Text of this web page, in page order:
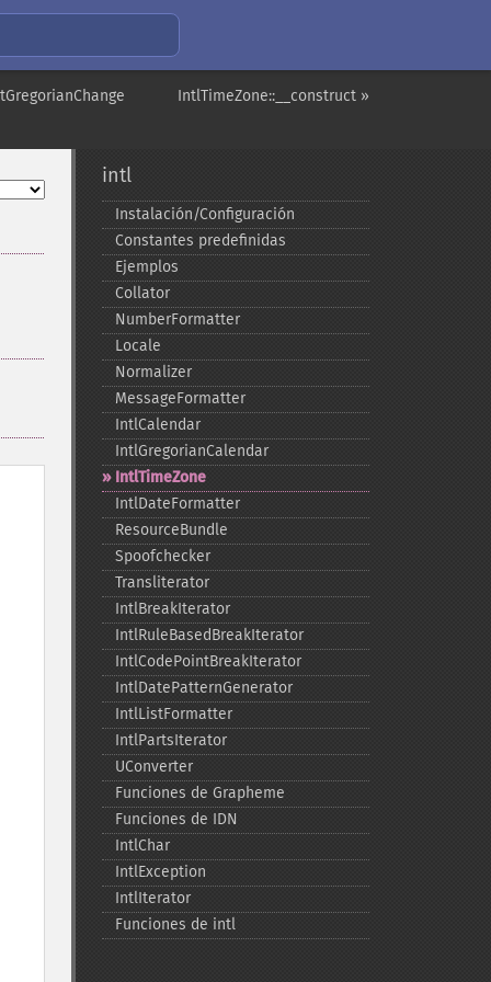
IntlTimeZone::__construct »
intl
Instalación/Configuración
Constantes predefinidas
Ejemplos
Collator
NumberFormatter
Locale
Normalizer
MessageFormatter
IntlCalendar
IntlGregorianCalendar
IntlTimeZone
IntlDateFormatter
ResourceBundle
Spoofchecker
Transliterator
IntlBreakIterator
IntlRuleBasedBreakIterator
IntlCodePointBreakIterator
IntlDatePatternGenerator
IntlListFormatter
IntlPartsIterator
UConverter
Funciones de Grapheme
Funciones de IDN
IntlChar
IntlException
IntlIterator
Funciones de intl